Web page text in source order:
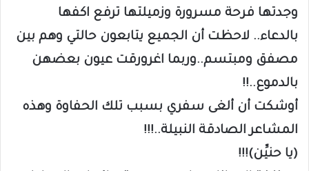
وجدتها فرحة مسرورة وزميلتها ترفع اكفها
بالدعاء.. لاحظت أن الجميع يتابعون حالتي وهم بين
مصفق ومبتسم..وربما اغرورقت عيون بعضهن
بالدموع..!!
أوشكت أن ألغى سفري بسبب تلك الحفاوة وهذه
المشاعر الصادقة النبيلة..!!!
(يا حنيِّن)!!!